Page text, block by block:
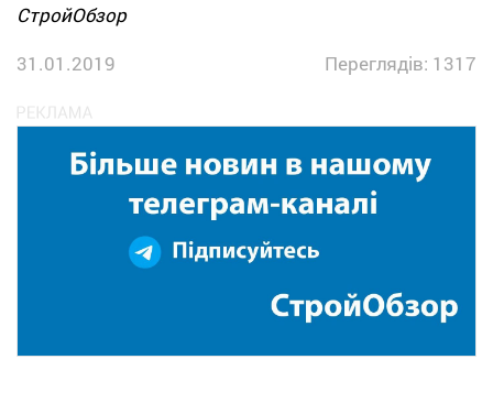
СтройОбзор
31.01.2019
Переглядів: 1317